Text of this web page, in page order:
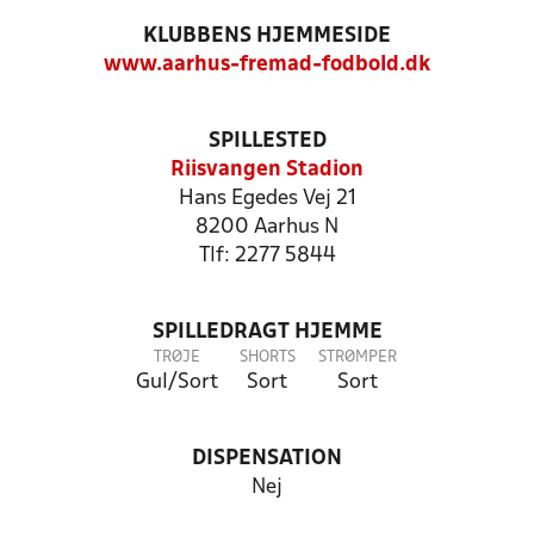
KLUBBENS HJEMMESIDE
www.aarhus-fremad-fodbold.dk
SPILLESTED
Riisvangen Stadion
Hans Egedes Vej 21
8200 Aarhus N
Tlf: 2277 5844
SPILLEDRAGT HJEMME
TRØJE
Gul/Sort
SHORTS
Sort
STRØMPER
Sort
DISPENSATION
Nej